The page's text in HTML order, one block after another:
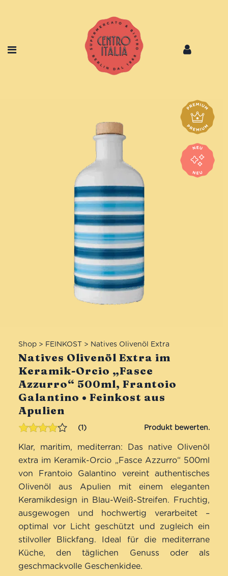
Shop> FEINKOST> Natives Olivenöl Extra
Natives Olivenöl Extra im
Keramik-Orcio „Fasce
Azzurro“ 500ml, Frantoio
Galantino • Feinkost aus
Apulien
mit4.00
von 5,
basierend
auf
Kundenbewertung
1
Klar, maritim, mediterran: Das native Olivenöl
extra im Keramik-Orcio „Fasce Azzurro“ 500ml
von Frantoio Galantino vereint authentisches
Olivenöl aus Apulien mit einem eleganten
Keramikdesign in Blau-Weiß-Streifen. Fruchtig,
ausgewogen und hochwertig verarbeitet –
optimal vor Licht geschützt und zugleich ein
stilvoller Blickfang. Ideal für die mediterrane
Küche, den täglichen Genuss oder als
geschmackvolle Geschenkidee.